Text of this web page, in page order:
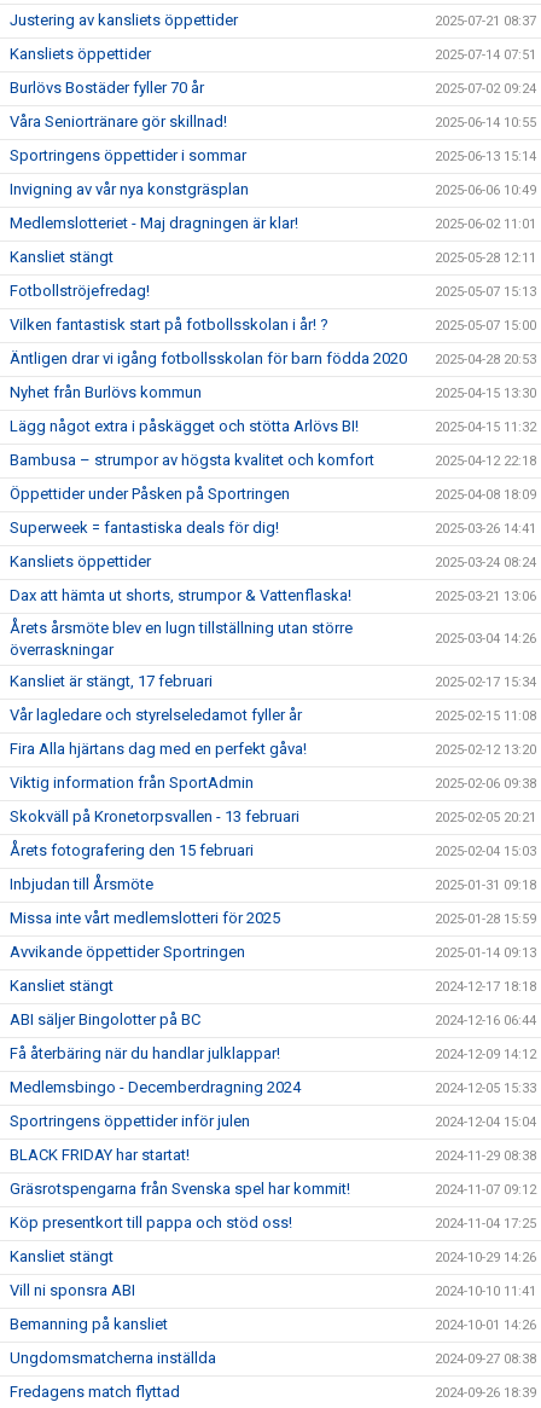
Justering av kansliets öppettider 2025-07-21 08:37
Kansliets öppettider 2025-07-14 07:51
Burlövs Bostäder fyller 70 år 2025-07-02 09:24
Våra Seniortränare gör skillnad! 2025-06-14 10:55
Sportringens öppettider i sommar 2025-06-13 15:14
Invigning av vår nya konstgräsplan 2025-06-06 10:49
Medlemslotteriet - Maj dragningen är klar! 2025-06-02 11:01
Kansliet stängt 2025-05-28 12:11
Fotbollströjefredag! 2025-05-07 15:13
Vilken fantastisk start på fotbollsskolan i år! ? 2025-05-07 15:00
Äntligen drar vi igång fotbollsskolan för barn födda 2020 2025-04-28 20:53
Nyhet från Burlövs kommun 2025-04-15 13:30
Lägg något extra i påskägget och stötta Arlövs BI! 2025-04-15 11:32
Bambusa – strumpor av högsta kvalitet och komfort 2025-04-12 22:18
Öppettider under Påsken på Sportringen 2025-04-08 18:09
Superweek = fantastiska deals för dig! 2025-03-26 14:41
Kansliets öppettider 2025-03-24 08:24
Dax att hämta ut shorts, strumpor & Vattenflaska! 2025-03-21 13:06
Årets årsmöte blev en lugn tillställning utan större
överraskningar
2025-03-04 14:26
Kansliet är stängt, 17 februari 2025-02-17 15:34
Vår lagledare och styrelseledamot fyller år 2025-02-15 11:08
Fira Alla hjärtans dag med en perfekt gåva! 2025-02-12 13:20
Viktig information från SportAdmin 2025-02-06 09:38
Skokväll på Kronetorpsvallen - 13 februari 2025-02-05 20:21
Årets fotografering den 15 februari 2025-02-04 15:03
Inbjudan till Årsmöte 2025-01-31 09:18
Missa inte vårt medlemslotteri för 2025 2025-01-28 15:59
Avvikande öppettider Sportringen 2025-01-14 09:13
Kansliet stängt 2024-12-17 18:18
ABI säljer Bingolotter på BC 2024-12-16 06:44
Få återbäring när du handlar julklappar! 2024-12-09 14:12
Medlemsbingo - Decemberdragning 2024 2024-12-05 15:33
Sportringens öppettider inför julen 2024-12-04 15:04
BLACK FRIDAY har startat! 2024-11-29 08:38
Gräsrotspengarna från Svenska spel har kommit! 2024-11-07 09:12
Köp presentkort till pappa och stöd oss! 2024-11-04 17:25
Kansliet stängt 2024-10-29 14:26
Vill ni sponsra ABI 2024-10-10 11:41
Bemanning på kansliet 2024-10-01 14:26
Ungdomsmatcherna inställda 2024-09-27 08:38
Fredagens match flyttad 2024-09-26 18:39